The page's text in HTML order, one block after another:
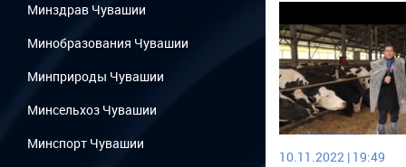
Минздрав Чувашии
Минобразования Чувашии
Минприроды Чувашии
Минсельхоз Чувашии
Минспорт Чувашии
10.11.2022 | 19:49